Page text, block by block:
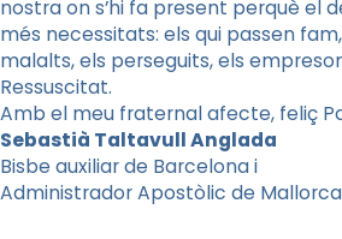
nostra on s’hi fa present perquè el
més necessitats: els qui passen
malalts, els perseguits, els
Ressuscitat.
Amb el meu fraternal afecte, feliç
Sebastià Taltavull Anglada
Bisbe auxiliar de Barcelona i
Administrador Apostòlic de Mallorca